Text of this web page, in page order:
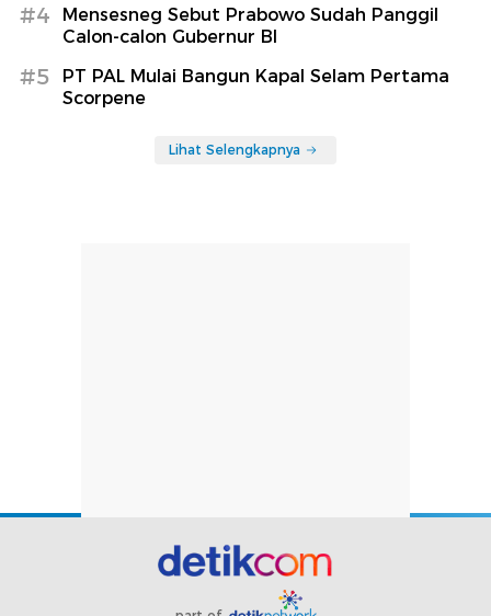
#4
Mensesneg Sebut Prabowo Sudah Panggil
Calon-calon Gubernur BI
#5
PT PAL Mulai Bangun Kapal Selam Pertama
Scorpene
Lihat Selengkapnya